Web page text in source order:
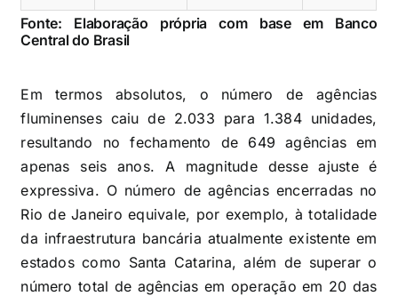
Fonte: Elaboração própria com base em Banco
Central do Brasil
Em termos absolutos, o número de agências
fluminenses caiu de 2.033 para 1.384 unidades,
resultando no fechamento de 649 agências em
apenas seis anos. A magnitude desse ajuste é
expressiva. O número de agências encerradas no
Rio de Janeiro equivale, por exemplo, à totalidade
da infraestrutura bancária atualmente existente em
estados como Santa Catarina, além de superar o
número total de agências em operação em 20 das